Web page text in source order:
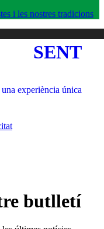
i les nostres tradicions
SENT
experiència única
butlletí